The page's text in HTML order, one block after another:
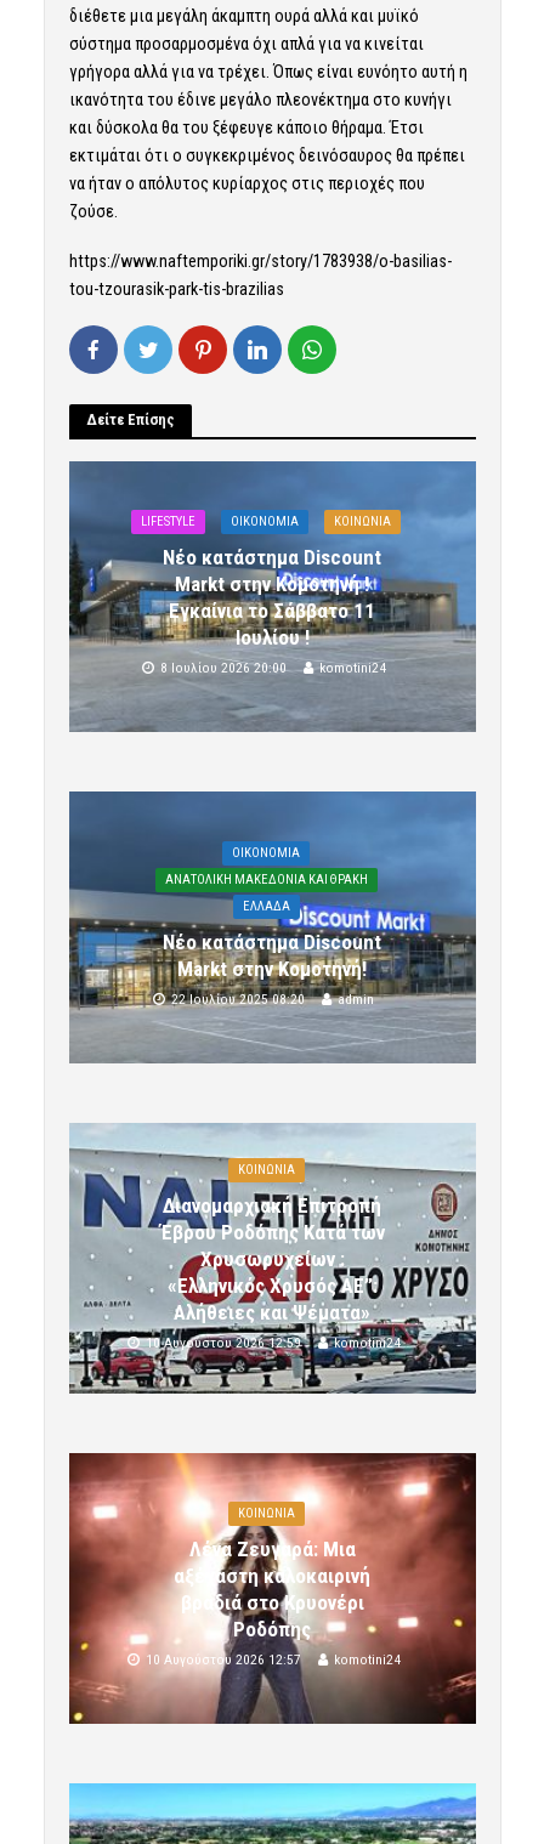
διέθετε μια μεγάλη άκαμπτη ουρά αλλά και μυϊκό
σύστημα προσαρμοσμένα όχι απλά για να κινείται
γρήγορα αλλά για να τρέχει. Όπως είναι ευνόητο αυτή η
ικανότητα του έδινε μεγάλο πλεονέκτημα στο κυνήγι
και δύσκολα θα του ξέφευγε κάποιο θήραμα. Έτσι
εκτιμάται ότι ο συγκεκριμένος δεινόσαυρος θα πρέπει
να ήταν ο απόλυτος κυρίαρχος στις περιοχές που
ζούσε.
https://www.naftemporiki.gr/story/1783938/o-basilias-
tou-tzourasik-park-tis-brazilias
Δείτε Επίσης
LIFESTYLE OIKONOMIA ΚΟΙΝΩΝΙΑ
Νέο κατάστημα Discount
Markt στην Κομοτηνή !
Εγκαίνια το Σάββατο 11
Ιουλίου !
8 Ιουλίου 2026 20:00 komotini24
OIKONOMIA
ΑΝΑΤΟΛΙΚΗ ΜΑΚΕΔΟΝΙΑ ΚΑΙ ΘΡΑΚΗ
ΕΛΛΑΔΑ
Νέο κατάστημα Discount
Markt στην Κομοτηνή!
22 Ιουλίου 2025 08:20 admin
ΚΟΙΝΩΝΙΑ
Διανομαρχιακή Επιτροπή
Έβρου Ροδόπης Κατά των
Χρυσωρυχείων :
«Ελληνικός Χρυσός ΑΕ”:
Αλήθειες και Ψέματα»
10 Αυγούστου 2026 12:59 komotini24
ΚΟΙΝΩΝΙΑ
Λένα Ζευγαρά: Μια
αξέχαστη καλοκαιρινή
βραδιά στο Κρυονέρι
Ροδόπης
10 Αυγούστου 2026 12:57 komotini24